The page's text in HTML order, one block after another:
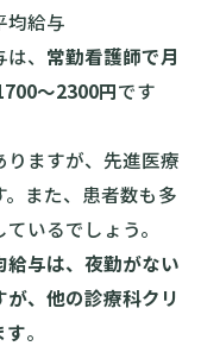
均給与
、 常勤看護師で月
〜2300円です
ますが、先進医療
また、患者数も多
いるでしょう。
与は、夜勤がない
、他の診療科クリ
す。